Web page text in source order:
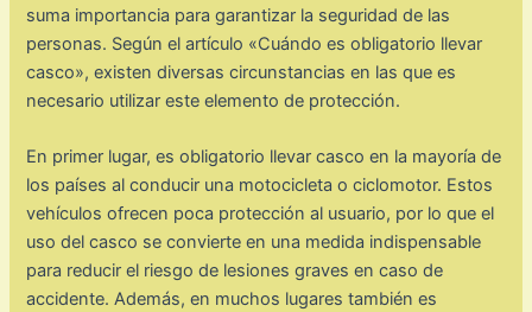
suma importancia para garantizar la seguridad de las
personas. Según el artículo «Cuándo es obligatorio llevar
casco», existen diversas circunstancias en las que es
necesario utilizar este elemento de protección.
En primer lugar, es obligatorio llevar casco en la mayoría de
los países al conducir una motocicleta o ciclomotor. Estos
vehículos ofrecen poca protección al usuario, por lo que el
uso del casco se convierte en una medida indispensable
para reducir el riesgo de lesiones graves en caso de
accidente. Además, en muchos lugares también es